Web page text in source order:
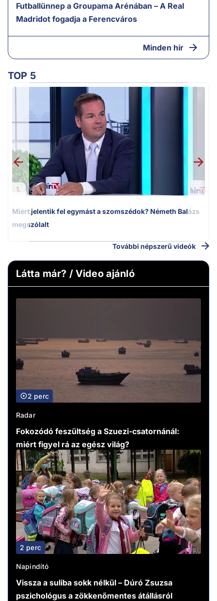
Futballünnep a Groupama Arénában – A Real
Madridot fogadja a Ferencváros
Minden hír
TOP 5
1.
Miért jelentik fel egymást a szomszédok? Németh Balázs
megszólalt
További népszerű videók
Látta már? / Video ajánló
2 perc
Radar
Fokozódó feszültség a Szuezi-csatornánál:
miért figyel rá az egész világ?
2 perc
Napindító
Vissza a suliba sokk nélkül – Dúró Zsuzsa
pszichológus a zökkenőmentes átállásról